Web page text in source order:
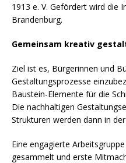
1913 e. V. Gefördert wird die
Brandenburg.
Gemeinsam kreativ
Ziel ist es, Bürgerinnen und
Gestaltungsprozesse
Baustein-Elemente für die
Die nachhaltigen
Strukturen werden dann in
Eine engagierte
gesammelt und erste